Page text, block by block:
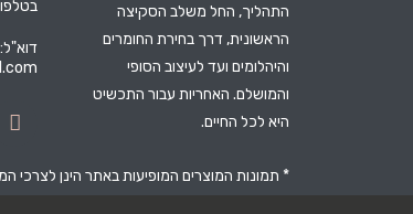
התהליך, החל משלב הסקיצה
הראשונית, דרך בחירת החומרים
והיהלומים ועד לעיצוב הסופי
והמושלם. האחריות עבור התכשיט
היא לכל החיים.
דוא"ל:
* תמונות המוצרים המופיעות באתר הינן